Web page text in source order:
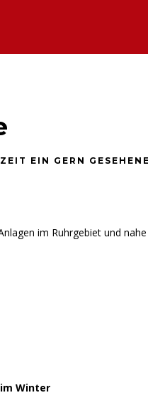
EIN GERN
im Ruhrgebiet und
Winter